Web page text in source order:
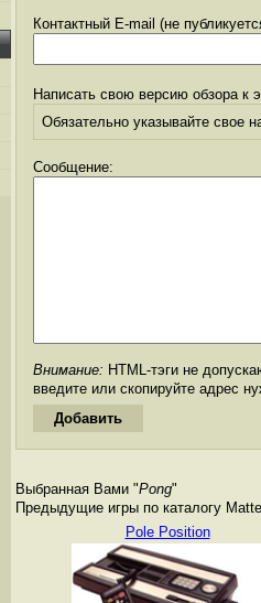
Контактный E-mail (не
Написать свою версию обзора к
Обязательно указывайте свое
Сообщение:
Внимание: HTML-тэги не
введите или скопируйте адрес
Выбранная Вами "Pong"
Предыдущие игры по каталогу
Pole Position